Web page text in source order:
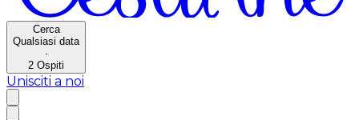
Cerca
Qualsiasi data
·
2 Ospiti
Unisciti a noi